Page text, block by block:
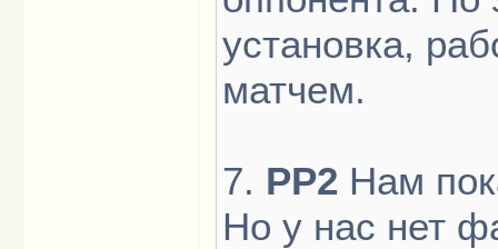
установка,
матчем.
7. PP2 Нам
Но у нас нет